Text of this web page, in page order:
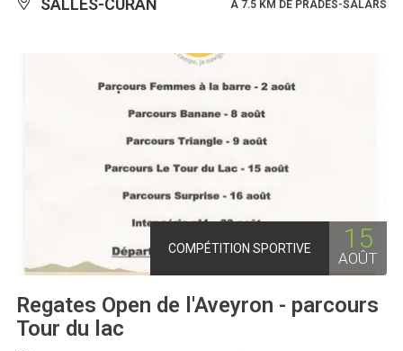
SALLES-CURAN À 7.5 KM DE PRADES-SALARS
COMPÉTITION SPORTIVE 15
AOÛT
Regates Open de l'Aveyron - parcours
Tour du lac